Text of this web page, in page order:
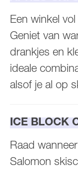
Een winkel
Geniet van
drankjes en
ideale
alsof je al op
ICE BLOCK
Raad
Salomon